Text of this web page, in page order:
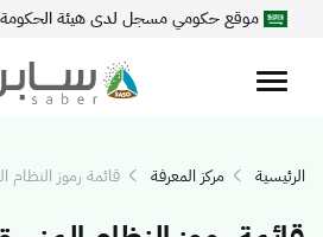
موقع حكومي مسجل لدى هيئة الحكومة
الرئيسية مركز المعرفة قائمة رموز النظام